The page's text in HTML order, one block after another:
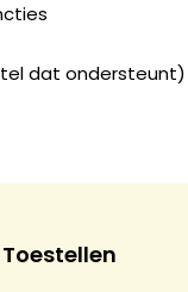
dat ondersteunt)
Toestellen